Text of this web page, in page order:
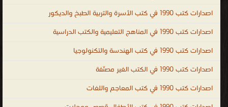
اصدارات كتب 1990 في كتب الأسرة والتربية الطبخ والديكور
اصدارات كتب 1990 في المناهج التعليمية والكتب الدراسية
اصدارات كتب 1990 في كتب الهندسة والتكنولوجيا
اصدارات كتب 1990 في الكتب الغير مصنّفة
اصدارات كتب 1990 في كتب المعاجم واللغات